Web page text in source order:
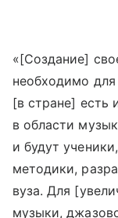
«[Создание]
необходимо для
[в стране] есть
в области
и будут
методики,
вуза. Для
музыки,